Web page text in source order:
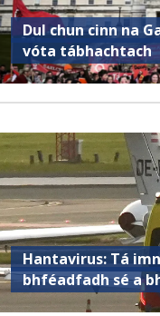
Dul chun cinn na
vóta tábhachtach
Hantavirus: Tá
bhféadfadh sé a